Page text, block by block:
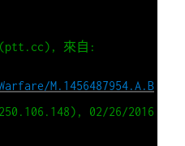
(ptt.cc), 來自:
M.1456487954.A.B
02/26/2016